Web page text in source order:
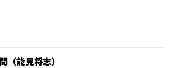
（能見将志）